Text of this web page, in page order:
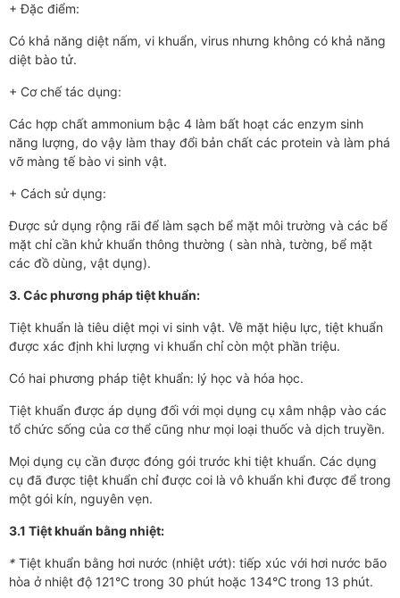
+ Đặc điểm:
Có khả năng diệt nấm, vi khuẩn, virus nhưng không có khả năng
diệt bào tử.
+ Cơ chế tác dụng:
Các hợp chất ammonium bậc 4 làm bất hoạt các enzym sinh
năng lượng, do vậy làm thay đổi bản chất các protein và làm phá
vỡ màng tế bào vi sinh vật.
+ Cách sử dụng:
Được sử dụng rộng rãi để làm sạch bể mặt môi trường và các bể
mặt chỉ cần khử khuẩn thông thường ( sàn nhà, tường, bể mặt
các đồ dùng, vật dụng).
3. Các phương pháp tiệt khuẩn:
Tiệt khuẩn là tiêu diệt mọi vi sinh vật. Về mặt hiệu lực, tiệt khuẩn
được xác định khi lượng vi khuẩn chỉ còn một phần triệu.
Có hai phương pháp tiệt khuẩn: lý học và hóa học.
Tiệt khuẩn được áp dụng đối với mọi dụng cụ xâm nhập vào các
tổ chức sống của cơ thể cũng như mọi loại thuốc và dịch truyền.
Mọi dụng cụ cần được đóng gói trước khi tiệt khuẩn. Các dụng
cụ đã được tiệt khuẩn chỉ được coi là vô khuẩn khi được để trong
một gói kín, nguyên vẹn.
3.1 Tiệt khuẩn bằng nhiệt:
* Tiệt khuẩn bằng hơi nước (nhiệt ướt): tiếp xúc với hơi nước bão
hòa ở nhiệt độ 121°C trong 30 phút hoặc 134°C trong 13 phút.